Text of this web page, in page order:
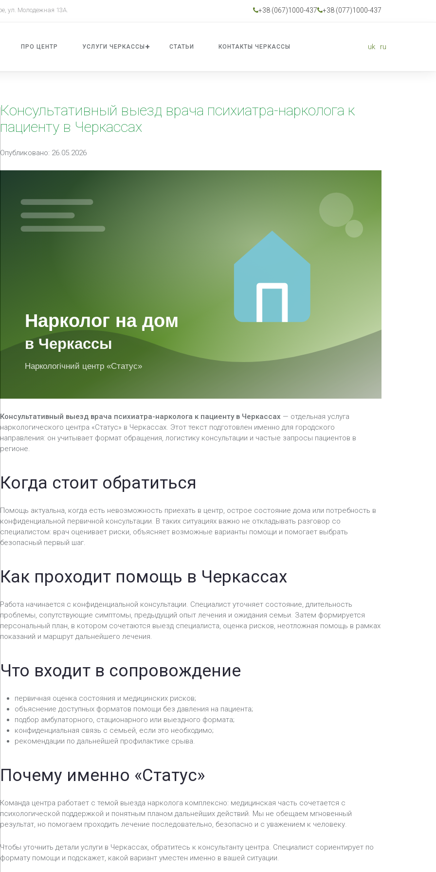
ул. Молодежная 13А. +38 (067)1000-437 +38 (077)1000-437
ПРО ЦЕНТР УСЛУГИ ЧЕРКАССЫ СТАТЬИ КОНТАКТЫ ЧЕРКАССЫ uk ru
Консультативный выезд врача психиатра-нарколога к
пациенту в Черкассах
Опубликовано: 26.05.2026
Консультативный выезд врача психиатра-нарколога к пациенту в Черкассах — отдельная услуга
наркологического центра «Статус» в Черкассах. Этот текст подготовлен именно для городского
направления: он учитывает формат обращения, логистику консультации и частые запросы пациентов в
регионе.
Когда стоит обратиться
Помощь актуальна, когда есть невозможность приехать в центр, острое состояние дома или потребность в
конфиденциальной первичной консультации. В таких ситуациях важно не откладывать разговор со
специалистом: врач оценивает риски, объясняет возможные варианты помощи и помогает выбрать
безопасный первый шаг.
Как проходит помощь в Черкассах
Работа начинается с конфиденциальной консультации. Специалист уточняет состояние, длительность
проблемы, сопутствующие симптомы, предыдущий опыт лечения и ожидания семьи. Затем формируется
персональный план, в котором сочетаются выезд специалиста, оценка рисков, неотложная помощь в рамках
показаний и маршрут дальнейшего лечения.
Что входит в сопровождение
первичная оценка состояния и медицинских рисков;
объяснение доступных форматов помощи без давления на пациента;
подбор амбулаторного, стационарного или выездного формата;
конфиденциальная связь с семьей, если это необходимо;
рекомендации по дальнейшей профилактике срыва.
Почему именно «Статус»
Команда центра работает с темой выезда нарколога комплексно: медицинская часть сочетается с
психологической поддержкой и понятным планом дальнейших действий. Мы не обещаем мгновенный
результат, но помогаем проходить лечение последовательно, безопасно и с уважением к человеку.
Чтобы уточнить детали услуги в Черкассах, обратитесь к консультанту центра. Специалист сориентирует по
формату помощи и подскажет, какой вариант уместен именно в вашей ситуации.